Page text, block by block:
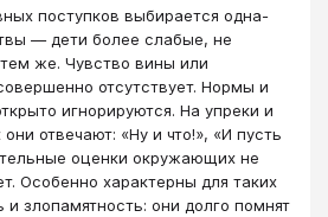
поступков выбирается одна-
— дети более слабые, не
же. Чувство вины или
отсутствует. Нормы и
игнорируются. На упреки и
отвечают: «Ну и что!», «И пусть
оценки окружающих не
Особенно характерны для таких
и злопамятность: они долго помнят